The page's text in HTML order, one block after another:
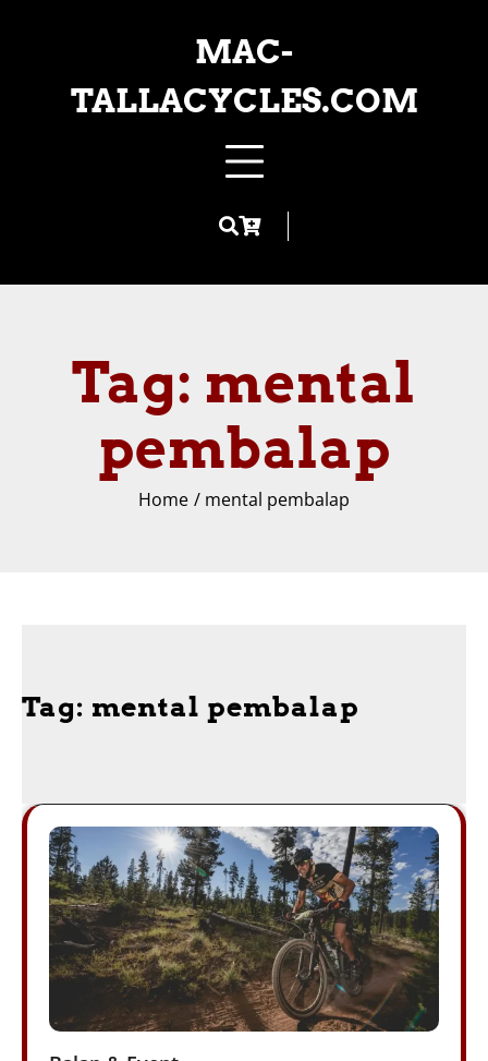
MAC-
TALLACYCLES.COM
Tag: mental
pembalap
Home mental pembalap
Tag: mental pembalap